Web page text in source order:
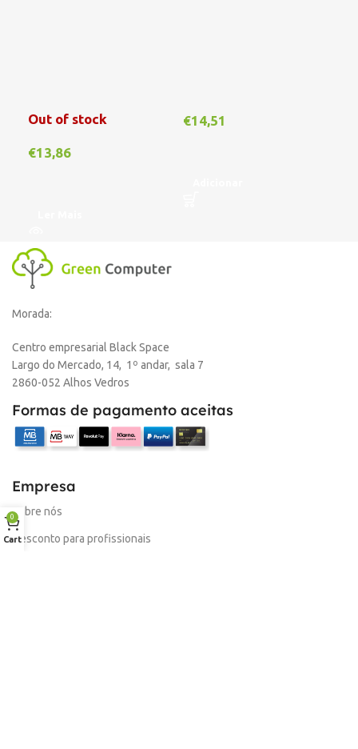
Out of stock
€13,86
€14,51
Morada:
Centro empresarial Black Space
Largo do Mercado, 14, 1º andar, sala 7
2860-052 Alhos Vedros
Formas de pagamento aceitas
Empresa
Sobre nós
Desconto para profissionais
0
Cart